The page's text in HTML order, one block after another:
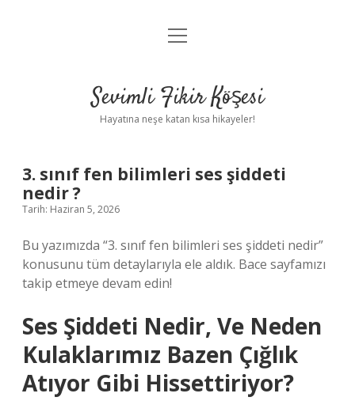
Anasayfa
Yasal Uyarı
menüyü
Sevimli Fikir Köşesi
Hayatına neşe katan kısa hikayeler!
3. sınıf fen bilimleri ses şiddeti
nedir ?
Tarih: Haziran 5, 2026
Bu yazımızda “3. sınıf fen bilimleri ses şiddeti nedir”
konusunu tüm detaylarıyla ele aldık. Bace sayfamızı
takip etmeye devam edin!
Ses Şiddeti Nedir, Ve Neden
Kulaklarımız Bazen Çığlık
Atıyor Gibi Hissettiriyor?